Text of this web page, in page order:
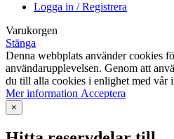
Logga in / Registrera
Varukorgen
Stänga
Denna webbplats använder cookies
användarupplevelsen. Genom att
du till alla cookies i enlighet med vår
Mer information Mer
Acceptera
×